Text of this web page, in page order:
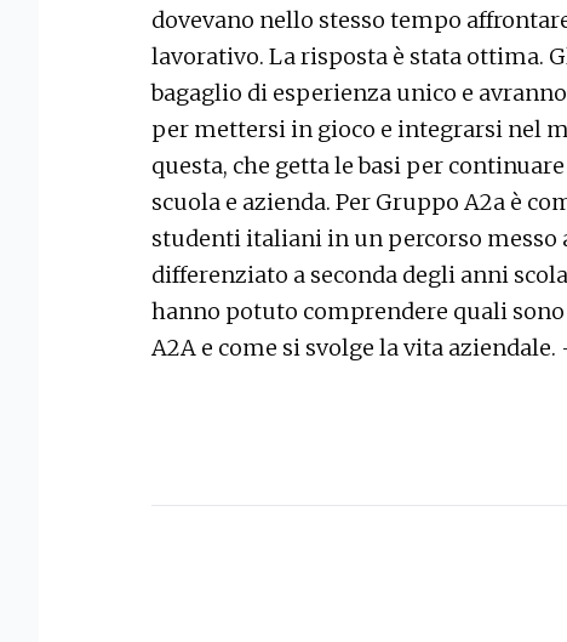
dovevano nello stesso tempo
lavorativo. La risposta è stata ottima.
bagaglio di esperienza unico e
per mettersi in gioco e integrarsi nel
questa, che getta le basi per
scuola e azienda. Per Gruppo A2a è
studenti italiani in un percorso
differenziato a seconda degli anni
hanno potuto comprendere quali
A2A e come si svolge la vita